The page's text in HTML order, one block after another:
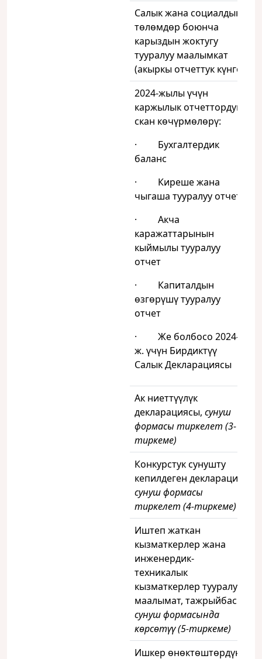
Салык жана социалдык
төлөмдөр боюнча
карыздын жоктугу
тууралуу маалымкат
(акыркы отчеттук күнгө)
2024-жылы үчүн
каржылык отчеттордун
скан көчүрмөлөрү:
· Бухгалтердик
баланс
· Киреше жана
чыгаша тууралуу отчет
· Акча
каражаттарынын
кыймылы тууралуу
отчет
· Капиталдын
өзгөрүшү тууралуу
отчет
· Же болбосо 2024-
ж. үчүн Бирдиктүү
Салык Декларациясы
Ак ниеттүүлүк
декларациясы, сунуш
формасы тиркелет (3-
тиркеме)
Конкурстук сунушту
кепилдеген декларация,
сунуш формасы
тиркелет (4-тиркеме)
Иштеп жаткан
кызматкерлер жана
инженердик-
техникалык
кызматкерлер тууралуу
маалымат, тажрыйбасы,
сунуш формасында
көрсөтүү (5-тиркеме)
Ишкер өнөктөштөрдүн